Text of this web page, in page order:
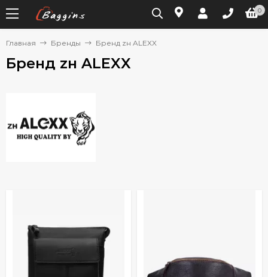
0
Главная Бренды Бренд zн ALEXX
Бренд zн ALEXX